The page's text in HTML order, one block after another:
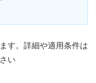
す。詳細や適用条件は
い